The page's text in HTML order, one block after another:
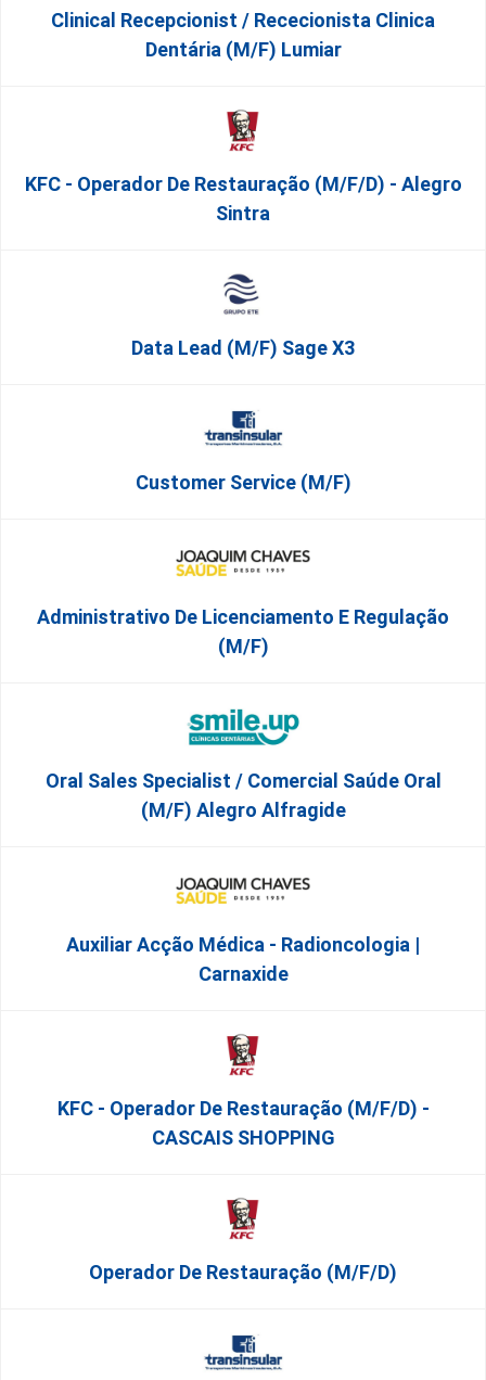
Clinical Recepcionist / Rececionista Clinica
Dentária (M/F) Lumiar
KFC - Operador De Restauração (m/f/d) - Alegro
Sintra
Data Lead (m/f) Sage X3
Customer Service (m/f)
Administrativo De Licenciamento E Regulação
(M/F)
Oral Sales Specialist / Comercial Saúde Oral
(M/F) Alegro Alfragide
Auxiliar Acção Médica - Radioncologia |
Carnaxide
KFC - Operador De Restauração (m/f/d) -
CASCAIS SHOPPING
Operador De Restauração (m/f/d)